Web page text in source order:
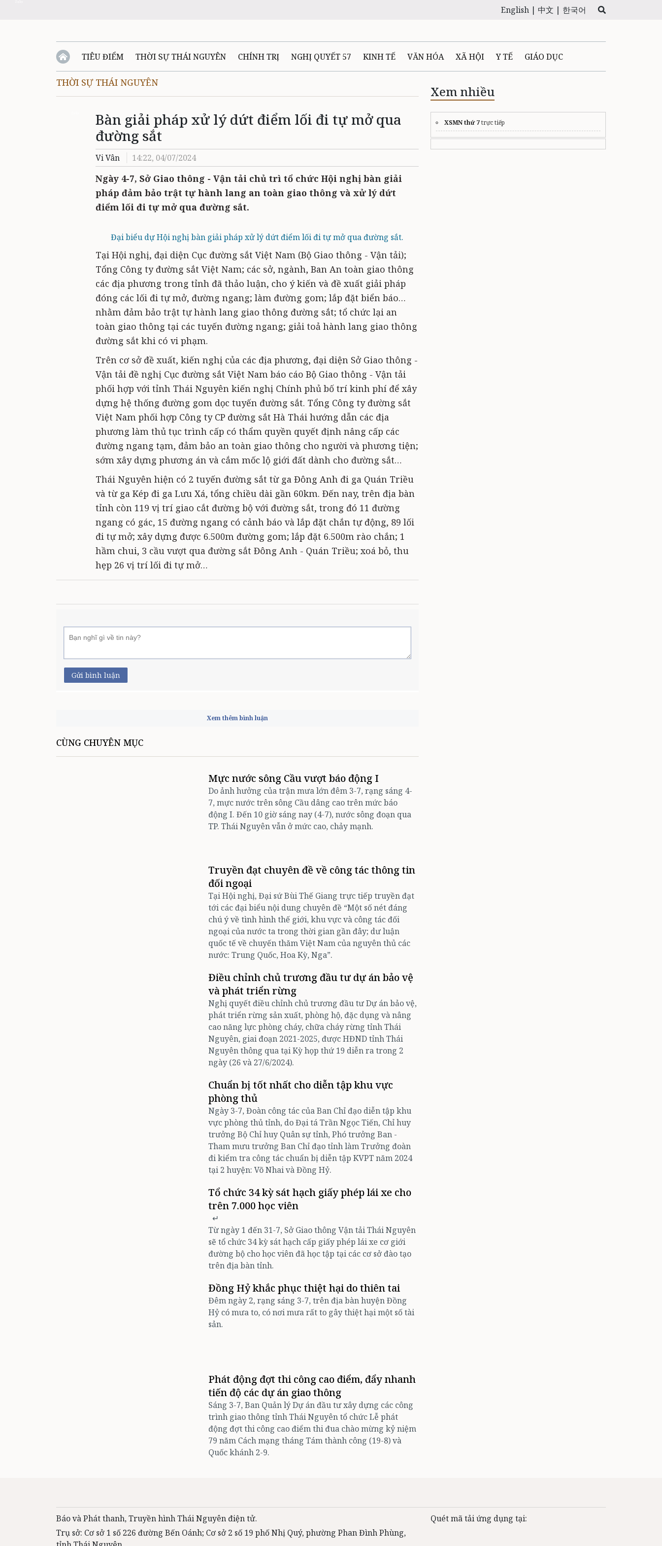
English | 中文 | 한국어
TIÊU ĐIỂM THỜI SỰ THÁI NGUYÊN CHÍNH TRỊ NGHỊ QUYẾT 57 KINH TẾ VĂN HÓA XÃ HỘI Y TẾ GIÁO DỤC
QUỐC PHÒNG - AN NINH Ô TÔ - XE MÁY PHÁP LUẬT
QUÊ HƯƠNG - ĐẤT NƯỚC QUỐC TẾ TÀI NGUYÊN - MÔI TRƯỜNG THỂ THAO THÔNG TIN - QUẢNG CÁO
VĂN BẢN, CHÍNH SÁCH MỚI
THỜI SỰ THÁI NGUYÊN
Bàn giải pháp xử lý dứt điểm lối đi tự mở qua
đường sắt
Vi Vân 14:22, 04/07/2024
Ngày 4-7, Sở Giao thông - Vận tải chủ trì tổ chức Hội nghị bàn giải
pháp đảm bảo trật tự hành lang an toàn giao thông và xử lý dứt
điểm lối đi tự mở qua đường sắt.
Đại biểu dự Hội nghị bàn giải pháp xử lý dứt điểm lối đi tự mở qua đường sắt.
Tại Hội nghị, đại diện Cục đường sắt Việt Nam (Bộ Giao thông - Vận tải);
Tổng Công ty đường sắt Việt Nam; các sở, ngành, Ban An toàn giao thông
các địa phương trong tỉnh đã thảo luận, cho ý kiến và đề xuất giải pháp
đóng các lối đi tự mở, đường ngang; làm đường gom; lắp đặt biển báo…
nhằm đảm bảo trật tự hành lang giao thông đường sắt; tổ chức lại an
toàn giao thông tại các tuyến đường ngang; giải toả hành lang giao thông
đường sắt khi có vi phạm.
Trên cơ sở đề xuất, kiến nghị của các địa phương, đại diện Sở Giao thông -
Vận tải đề nghị Cục đường sắt Việt Nam báo cáo Bộ Giao thông - Vận tải
phối hợp với tỉnh Thái Nguyên kiến nghị Chính phủ bố trí kinh phí để xây
dựng hệ thống đường gom dọc tuyến đường sắt. Tổng Công ty đường sắt
Việt Nam phối hợp Công ty CP đường sắt Hà Thái hướng dẫn các địa
phương làm thủ tục trình cấp có thẩm quyền quyết định nâng cấp các
đường ngang tạm, đảm bảo an toàn giao thông cho người và phương tiện;
sớm xây dựng phương án và cắm mốc lộ giới đất dành cho đường sắt…
Thái Nguyên hiện có 2 tuyến đường sắt từ ga Đông Anh đi ga Quán Triều
và từ ga Kép đi ga Lưu Xá, tổng chiều dài gần 60km. Đến nay, trên địa bàn
tỉnh còn 119 vị trí giao cắt đường bộ với đường sắt, trong đó 11 đường
ngang có gác, 15 đường ngang có cảnh báo và lắp đặt chắn tự động, 89 lối
đi tự mở; xây dựng được 6.500m đường gom; lắp đặt 6.500m rào chắn; 1
hầm chui, 3 cầu vượt qua đường sắt Đông Anh - Quán Triều; xoá bỏ, thu
hẹp 26 vị trí lối đi tự mở…
Gửi bình luận
Xem thêm bình luận
CÙNG CHUYÊN MỤC
Mực nước sông Cầu vượt báo động I
Do ảnh hưởng của trận mưa lớn đêm 3-7, rạng sáng 4-
7, mực nước trên sông Cầu dâng cao trên mức báo
động I. Đến 10 giờ sáng nay (4-7), nước sông đoạn qua
TP. Thái Nguyên vẫn ở mức cao, chảy mạnh.
Truyền đạt chuyên đề về công tác thông tin
đối ngoại
Tại Hội nghị, Đại sứ Bùi Thế Giang trực tiếp truyền đạt
tới các đại biểu nội dung chuyên đề “Một số nét đáng
chú ý về tình hình thế giới, khu vực và công tác đối
ngoại của nước ta trong thời gian gần đây; dư luận
quốc tế về chuyến thăm Việt Nam của nguyên thủ các
nước: Trung Quốc, Hoa Kỳ, Nga”.
Điều chỉnh chủ trương đầu tư dự án bảo vệ
và phát triển rừng
Nghị quyết điều chỉnh chủ trương đầu tư Dự án bảo vệ,
phát triển rừng sản xuất, phòng hộ, đặc dụng và nâng
cao năng lực phòng cháy, chữa cháy rừng tỉnh Thái
Nguyên, giai đoạn 2021-2025, được HĐND tỉnh Thái
Nguyên thông qua tại Kỳ họp thứ 19 diễn ra trong 2
ngày (26 và 27/6/2024).
Chuẩn bị tốt nhất cho diễn tập khu vực
phòng thủ
Ngày 3-7, Đoàn công tác của Ban Chỉ đạo diễn tập khu
vực phòng thủ tỉnh, do Đại tá Trần Ngọc Tiến, Chỉ huy
trưởng Bộ Chỉ huy Quân sự tỉnh, Phó trưởng Ban -
Tham mưu trưởng Ban Chỉ đạo tỉnh làm Trưởng đoàn
đi kiểm tra công tác chuẩn bị diễn tập KVPT năm 2024
tại 2 huyện: Võ Nhai và Đồng Hỷ.
Tổ chức 34 kỳ sát hạch giấy phép lái xe cho
trên 7.000 học viên
↵
Từ ngày 1 đến 31-7, Sở Giao thông Vận tải Thái Nguyên
sẽ tổ chức 34 kỳ sát hạch cấp giấy phép lái xe cơ giới
đường bộ cho học viên đã học tập tại các cơ sở đào tạo
trên địa bàn tỉnh.
Đồng Hỷ khắc phục thiệt hại do thiên tai
Đêm ngày 2, rạng sáng 3-7, trên địa bàn huyện Đồng
Hỷ có mưa to, có nơi mưa rất to gây thiệt hại một số tài
sản.
Phát động đợt thi công cao điểm, đẩy nhanh
tiến độ các dự án giao thông
Sáng 3-7, Ban Quản lý Dự án đầu tư xây dựng các công
trình giao thông tỉnh Thái Nguyên tổ chức Lễ phát
động đợt thi công cao điểm thi đua chào mừng kỷ niệm
79 năm Cách mạng tháng Tám thành công (19-8) và
Quốc khánh 2-9.
Xem nhiều
XSMN thứ 7trực tiếp
Báo và Phát thanh, Truyền hình Thái Nguyên điện tử.
Trụ sở: Cơ sở 1 số 226 đường Bến Oánh; Cơ sở 2 số 19 phố Nhị Quý, phường Phan Đình Phùng,
Quét mã tải ứng dụng tại: